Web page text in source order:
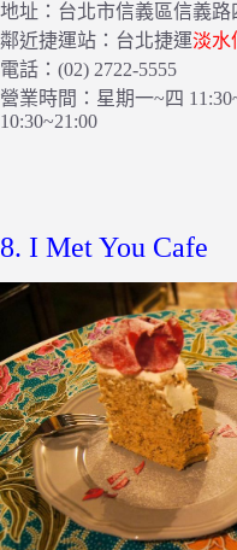
地址：台北市信義區信義路
鄰近捷運站：台北捷運淡水
電話：(02) 2722-5555
營業時間：星期一~四
10:30~21:00
8. I Met You Cafe